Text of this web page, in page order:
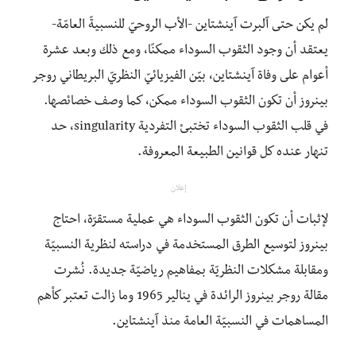
لم يكن حتى آلبرت آينشتاين -الأب الروحيّ للنسبيةّ العامّة-
يعتقد أن وجود الثقوب السوداء ممكنًا، ومع ذلك وبعد عشرة
أعوام على وفاة آينشتاين، بيّن الفيزيائيّ النظريّ البريطاني روجر
بينروز أن تكون الثقوب السوداء ممكن، كما وصف خصائصها.
في قلب الثقوب السوداء تختبئ التفردية singularity، حد
تنهار عنده كل قوانين الطبيعة المعروفة.
إعلان
لإثبات أن تكون الثقوب السوداء هي عملية مستقرّة، احتاج
بينروز لتوسيع الطرق المستخدمة في دراسته لنظرية النسبيّة
ومقابلة مشكلات النظريّة بمفاهيم رياضيّة جديدة. نُشرت
مقالة روجر بينروز الرائدة في ينالير 1965 وما زالت تعتبر كأهم
المساهمات في النسبيّة العامة منذ آينشتاين.